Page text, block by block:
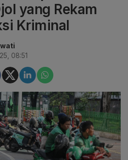
yang Rekam
Kriminal
08:51